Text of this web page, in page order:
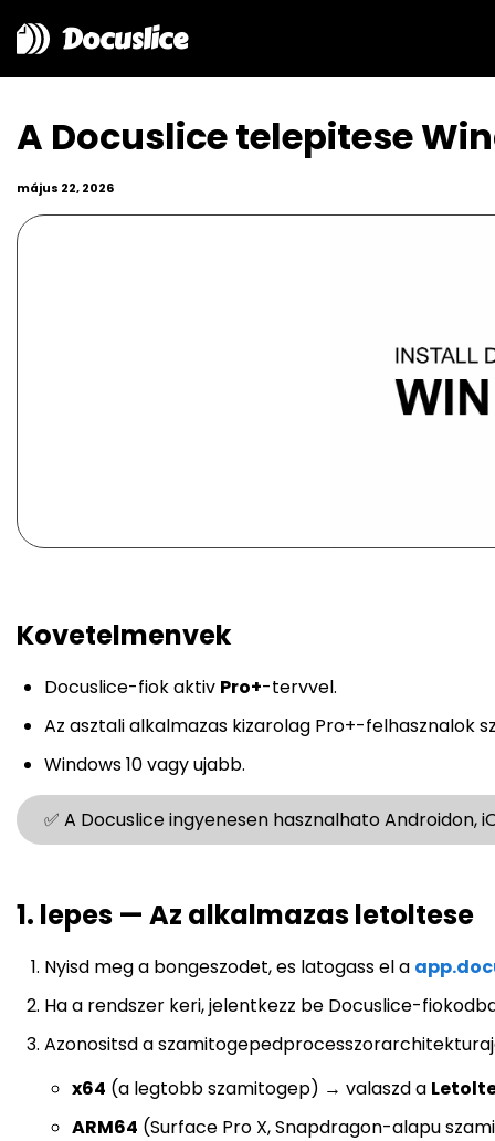
Docuslice
A Docuslice telepitese
május 22, 2026
Kovetelmenvek
Docuslice-fiok aktiv Pro+-tervvel.
Az asztali alkalmazas kizarolag Pro+-felhasznalok
Windows 10 vagy ujabb.
✅ A Docuslice ingyenesen hasznalhato Androidon,
1. lepes — Az alkalmazas letoltese
Nyisd meg a bongeszodet, es latogass el a
Ha a rendszer keri, jelentkezz be Docuslice-
Azonositsd a
x64 (a legtobb szamitogep) → valaszd a
ARM64 (Surface Pro X, Snapdragon-alapu